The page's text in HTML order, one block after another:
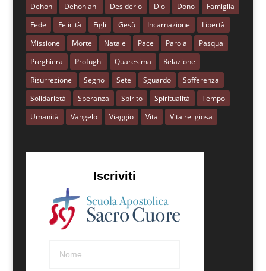
Dehon
Dehoniani Desiderio Dio Dono
Famiglia
Fede
Felicità Figli Gesù Incarnazione
Libertà
Missione
Morte Natale Pace Parola
Pasqua
Preghiera
Profughi Quaresima
Relazione
Risurrezione
Segno Sete Sguardo
Sofferenza
Solidarietà
Speranza Spirito Spiritualità
Tempo
Umanità
Vangelo Viaggio Vita Vita religiosa
Iscriviti